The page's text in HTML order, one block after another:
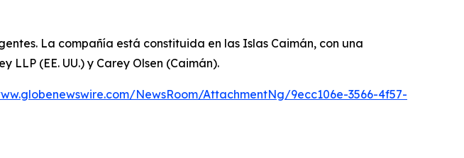
La compañía está constituida en las Islas Caimán, con una
LLP (EE. UU.) y Carey Olsen (Caimán).
NewsRoom/AttachmentNg/9ecc106e-3566-4f57-